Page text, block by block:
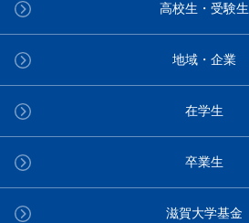
高校生・受験生
地域・企業
在学生
卒業生
滋賀大学基金